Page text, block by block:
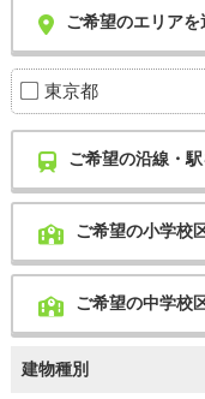
ご希望のエリア
東京都
ご希望の沿線・
ご希望の小学校
ご希望の中学校
建物種別